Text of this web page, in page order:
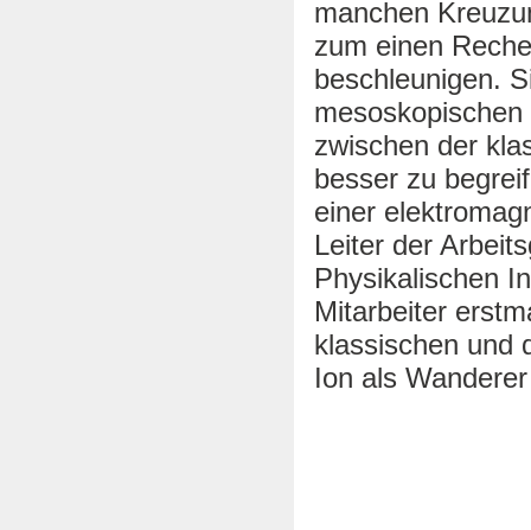
manchen
zum einen
beschleunigen.
zwischen der
besser zu
einer
Leiter der
Physikalischen
Mitarbeiter
klassischen und
Ion als